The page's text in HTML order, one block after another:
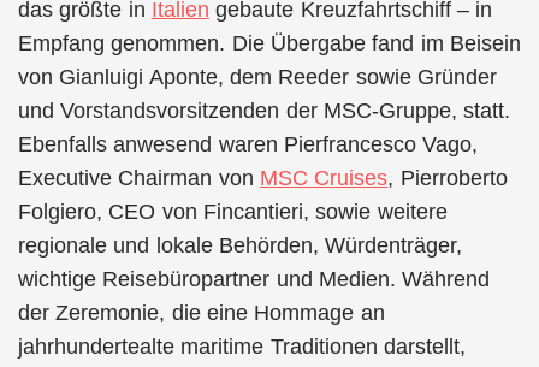
das größte in Italien gebaute Kreuzfahrtschiff – in
Empfang genommen. Die Übergabe fand im Beisein
von Gianluigi Aponte, dem Reeder sowie Gründer
und Vorstandsvorsitzenden der MSC-Gruppe, statt.
Ebenfalls anwesend waren Pierfrancesco Vago,
Executive Chairman von MSC Cruises, Pierroberto
Folgiero, CEO von Fincantieri, sowie weitere
regionale und lokale Behörden, Würdenträger,
wichtige Reisebüropartner und Medien. Während
der Zeremonie, die eine Hommage an
jahrhundertealte maritime Traditionen darstellt,